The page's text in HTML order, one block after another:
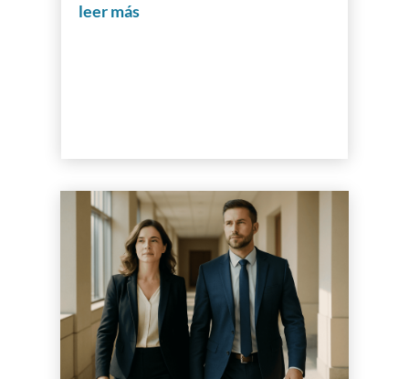
leer más